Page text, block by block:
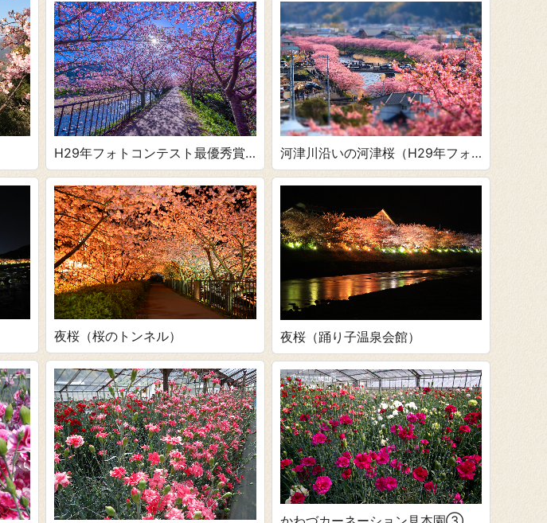
H29年フォトコンテスト最優秀賞
（桜のトンネル）
河津川沿いの河津桜（H29年フォ
トコンテスト優秀賞）
夜桜（踊り子温泉会館）
夜桜（桜のトンネル）